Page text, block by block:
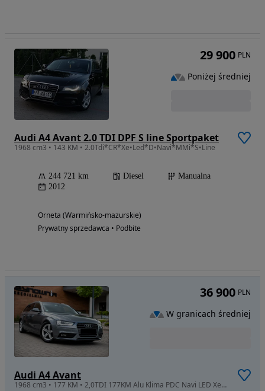
Audi A4 Avant 2.0 TDI DPF S line Sportpaket
1968 cm3 • 143 KM • 2.0Tdi*CR*Xe•Led*D•Navi*MMi*S•Line
244 721 km Diesel
Manualna
2012
Orneta (Warmińsko-mazurskie)
Prywatny sprzedawca • Podbite
29 900 PLN
Poniżej średniej
Audi A4 Avant
1968 cm3 • 177 KM • 2,0TDI 177KM Alu Klima PDC Navi LED Xenon zarejestrowany ZAMIANA
36 900 PLN
W granicach średniej